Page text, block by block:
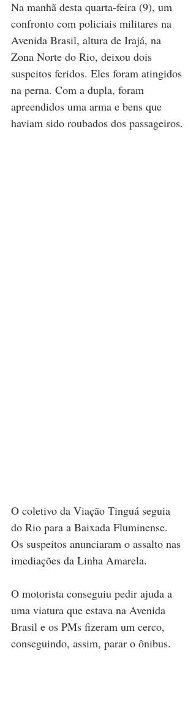
Na manhã desta quarta-feira (9), um
confronto com policiais militares na
Avenida Brasil, altura de Irajá, na
Zona Norte do Rio, deixou dois
suspeitos feridos. Eles foram atingidos
na perna. Com a dupla, foram
apreendidos uma arma e bens que
haviam sido roubados dos passageiros.
O coletivo da Viação Tinguá seguia
do Rio para a Baixada Fluminense.
Os suspeitos anunciaram o assalto nas
imediações da Linha Amarela.
O motorista conseguiu pedir ajuda a
uma viatura que estava na Avenida
Brasil e os PMs fizeram um cerco,
conseguindo, assim, parar o ônibus.